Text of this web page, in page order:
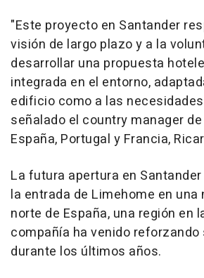
"Este proyecto en Santander
visión de largo plazo y a la
desarrollar una propuesta
integrada en el entorno,
edificio como a las
señalado el country manager
España, Portugal y Francia,
La futura apertura en
la entrada de Limehome en una
norte de España, una región en
compañía ha venido
durante los últimos años.